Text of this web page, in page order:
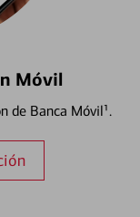
Móvil
de Banca Móvil¹.